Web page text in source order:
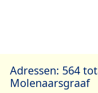
Adressen: 564
Molenaarsgraaf